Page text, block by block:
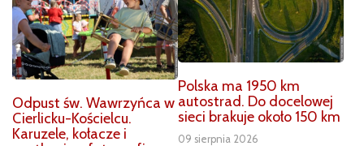
Odpust św. Wawrzyńca w
Cierlicku-Kościelcu.
Karuzele, kołacze i
Polska ma 1950 km
autostrad. Do docelowej
sieci brakuje około 150 km
09 sierpnia 2026